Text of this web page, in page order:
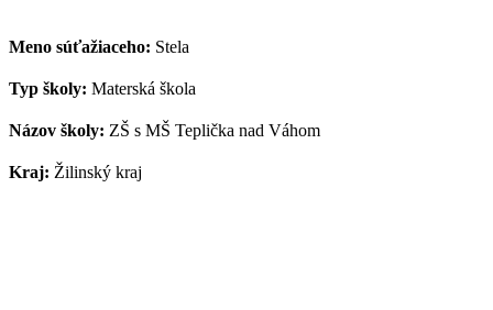
Meno súťažiaceho: Stela
Typ školy: Materská škola
Názov školy: ZŠ s MŠ Teplička nad Váhom
Kraj: Žilinský kraj